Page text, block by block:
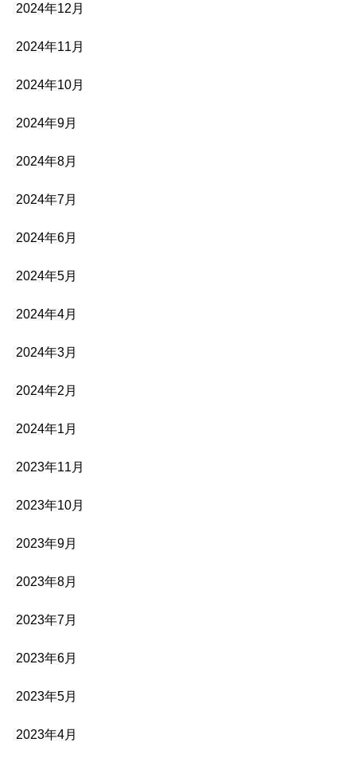
2024年12月
2024年11月
2024年10月
2024年9月
2024年8月
2024年7月
2024年6月
2024年5月
2024年4月
2024年3月
2024年2月
2024年1月
2023年11月
2023年10月
2023年9月
2023年8月
2023年7月
2023年6月
2023年5月
2023年4月